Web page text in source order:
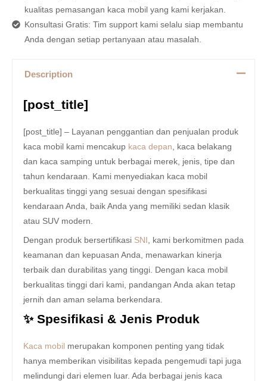
kualitas pemasangan kaca mobil yang kami kerjakan.
Konsultasi Gratis: Tim support kami selalu siap membantu
Anda dengan setiap pertanyaan atau masalah.
Description
[post_title]
[post_title] – Layanan penggantian dan penjualan produk
kaca mobil kami mencakup kaca depan , kaca belakang
dan kaca samping untuk berbagai merek, jenis, tipe dan
tahun kendaraan. Kami menyediakan kaca mobil
berkualitas tinggi yang sesuai dengan spesifikasi
kendaraan Anda, baik Anda yang memiliki sedan klasik
atau SUV modern.
Dengan produk bersertifikasi SNI
, kami berkomitmen pada
keamanan dan kepuasan Anda, menawarkan kinerja
terbaik dan durabilitas yang tinggi. Dengan kaca mobil
berkualitas tinggi dari kami, pandangan Anda akan tetap
jernih dan aman selama berkendara.
✨ Spesifikasi & Jenis Produk
Kaca mobil merupakan komponen penting yang tidak
hanya memberikan visibilitas kepada pengemudi tapi juga
melindungi dari elemen luar. Ada berbagai jenis kaca